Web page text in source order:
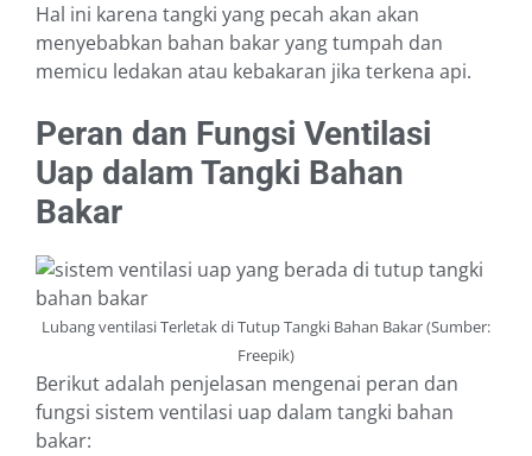
Hal ini karena tangki yang pecah akan akan
menyebabkan bahan bakar yang tumpah dan
memicu ledakan atau kebakaran jika terkena api.
Peran dan Fungsi Ventilasi
Uap dalam Tangki Bahan
Bakar
Lubang ventilasi Terletak di Tutup Tangki Bahan Bakar (Sumber:
Freepik)
Berikut adalah penjelasan mengenai peran dan
fungsi sistem ventilasi uap dalam tangki bahan
bakar: